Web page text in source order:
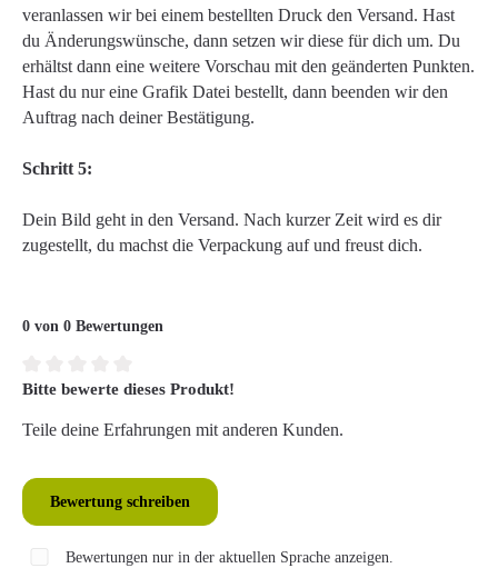
veranlassen wir bei einem bestellten Druck den Versand. Hast
du Änderungswünsche, dann setzen wir diese für dich um. Du
erhältst dann eine weitere Vorschau mit den geänderten Punkten.
Hast du nur eine Grafik Datei bestellt, dann beenden wir den
Auftrag nach deiner Bestätigung.
Schritt 5:
Dein Bild geht in den Versand. Nach kurzer Zeit wird es dir
zugestellt, du machst die Verpackung auf und freust dich.
0 von 0 Bewertungen
Durchschnittliche Bewertung von 0 von 5 Sternen
Bitte bewerte dieses Produkt!
Teile deine Erfahrungen mit anderen Kunden.
Bewertung schreiben
Bewertungen nur in der aktuellen Sprache anzeigen.